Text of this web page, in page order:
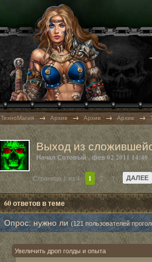
ТехноМагия → Архив → Архив → Архив →
Выход из
НачалСотовый ,фев 02 2011 14:40
Страница 1 из 4 1 2 3 ДАЛЕЕ
60 ответов в теме
Опрос: нужно ли (121 пользователей
Увеличить дроп голды и опыта